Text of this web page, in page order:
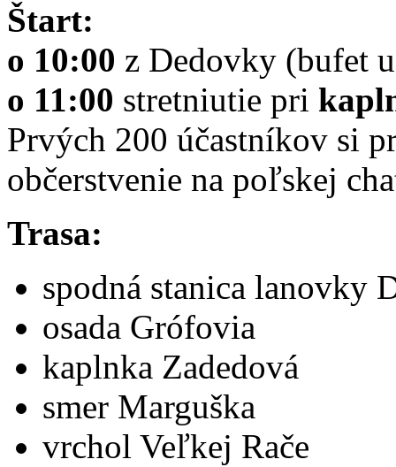
Štart:
o 10:00 z Dedovky (bufet
o 11:00 stretniutie pri
Prvých 200 účastníkov si
občerstvenie na poľskej
Trasa:
spodná stanica lanovky
osada Grófovia
kaplnka Zadedová
smer Marguška
vrchol Veľkej Rače